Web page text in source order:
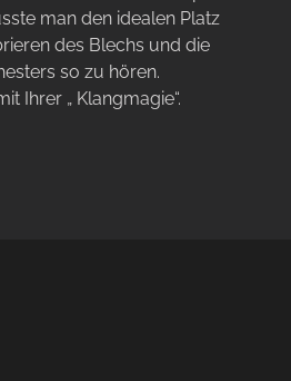
man den idealen Platz
des Blechs und die
so zu hören.
Ihrer „ Klangmagie“.